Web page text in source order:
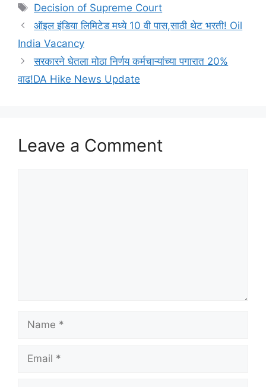
Tags
Decision of Supreme Court
ऑइल इंडिया लिमिटेड मध्ये 10 वी पास,साठी थेट भरती! Oil
India Vacancy
सरकारने घेतला मोठा निर्णय कर्मचाऱ्यांच्या पगारात 20%
वाढ!DA Hike News Update
Leave a Comment